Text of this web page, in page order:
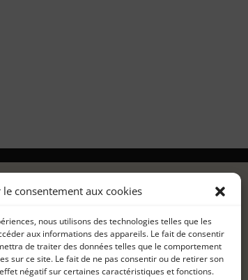
le consentement aux cookies
nous utilisons des technologies telles que les
aux informations des appareils. Le fait de consentir
de traiter des données telles que le comportement
sur ce site. Le fait de ne pas consentir ou de retirer son
négatif sur certaines caractéristiques et fonctions.